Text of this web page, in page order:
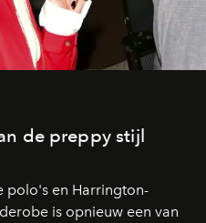
de preppy stijl
polo's en Harrington-
is opnieuw een van